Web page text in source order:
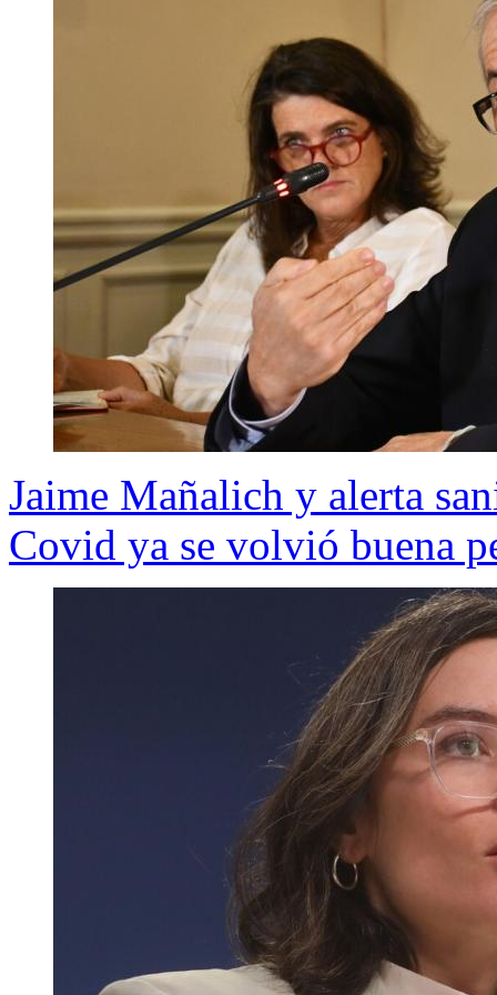
Jaime Mañalich y alerta
Covid ya se volvió buena